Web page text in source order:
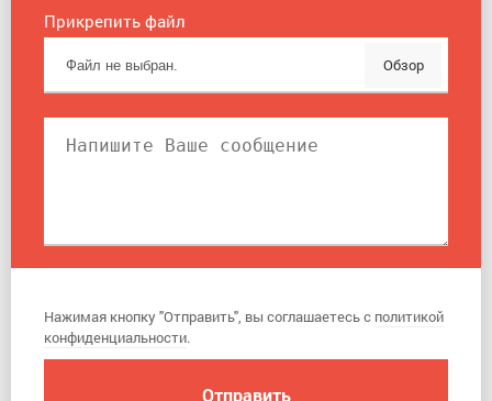
Прикрепить файл
Обзор
Нажимая кнопку "Отправить", вы соглашаетесь с политикой
конфиденциальности.